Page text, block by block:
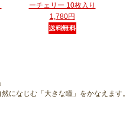
ーチェリー 10枚入り
1,780円
になじむ「大きな瞳」をかなえます。